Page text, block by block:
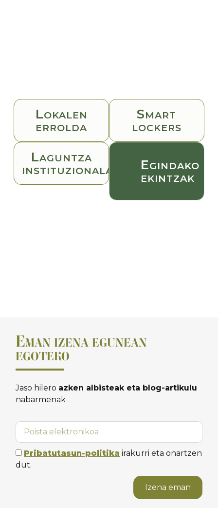
LOKALEN
ERROLDA
SMART
LOCKERS
LAGUNTZA
INSTITUZIONALAK
EGINDAKO
EKINTZAK
EMAN IZENA EGUNEAN
EGOTEKO
Jaso hilero azken albisteak eta blog-artikulu
nabarmenak
Pribatutasun-politika irakurri eta onartzen
dut.
Izena eman